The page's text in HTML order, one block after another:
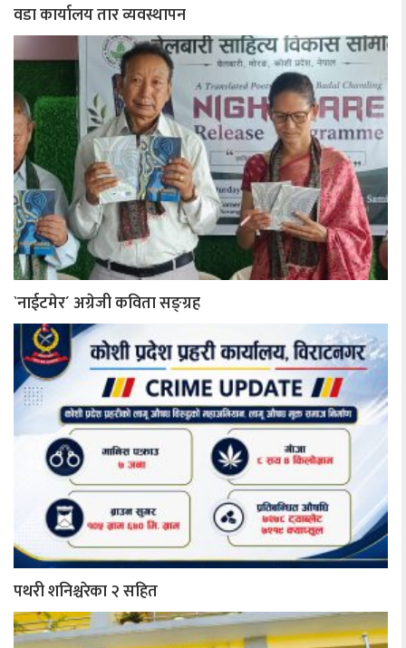
वडा कार्यालय तार व्यवस्थापन
`नाईटमेर´ अग्रेजी कविता सङ्ग्रह
पथरी शनिश्चरेका २ सहित